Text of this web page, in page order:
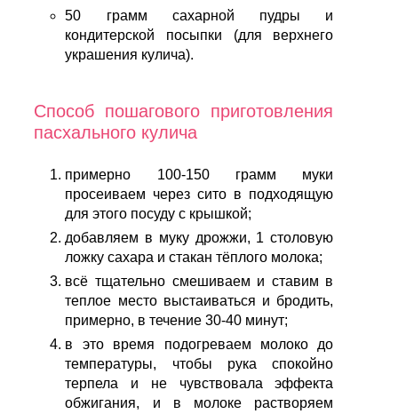
50 грамм сахарной пудры и
кондитерской посыпки (для верхнего
украшения кулича).
Способ пошагового приготовления
пасхального кулича
примерно 100-150 грамм муки
просеиваем через сито в подходящую
для этого посуду с крышкой;
добавляем в муку дрожжи, 1 столовую
ложку сахара и стакан тёплого молока;
всё тщательно смешиваем и ставим в
теплое место выстаиваться и бродить,
примерно, в течение 30-40 минут;
в это время подогреваем молоко до
температуры, чтобы рука спокойно
терпела и не чувствовала эффекта
обжигания, и в молоке растворяем